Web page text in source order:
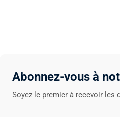
Abonnez-vous à
Soyez le premier à recevoir les